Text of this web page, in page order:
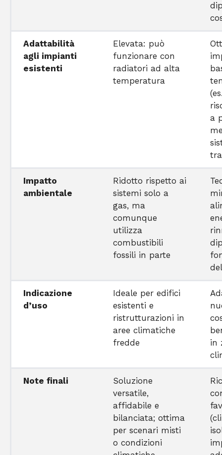
Adattabilità
agli impianti
esistenti
Elevata: può
funzionare con
radiatori ad alta
temperatura
a
Impatto
ambientale
Ridotto rispetto ai
sistemi solo a
gas, ma
comunque
utilizza
combustibili
fossili in parte
Indicazione
d’uso
Ideale per edifici
esistenti e
ristrutturazioni in
aree climatiche
fredde
in
Note finali
Soluzione
versatile,
affidabile e
bilanciata; ottima
per scenari misti
o condizioni